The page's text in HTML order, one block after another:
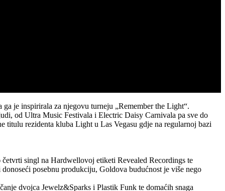
je inspirirala za njegovu turneju „Remember the Light“.
od Ultra Music Festivala i Electric Daisy Carnivala pa sve do
titulu rezidenta kluba Light u Las Vegasu gdje na regularnoj bazi
singl na Hardwellovoj etiketi Revealed Recordings te
posebnu produkciju, Goldova budućnost je više nego
dvojca Jewelz&Sparks i Plastik Funk te domaćih snaga